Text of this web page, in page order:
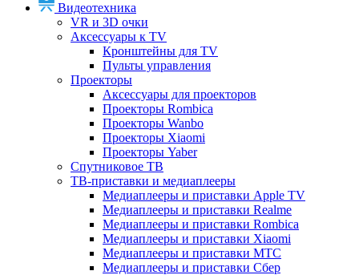
Видеотехника
VR и 3D очки
Аксессуары к TV
Кронштейны для TV
Пульты управления
Проекторы
Аксессуары для проекторов
Проекторы Rombica
Проекторы Wanbo
Проекторы Xiaomi
Проекторы Yaber
Спутниковое ТВ
ТВ-приставки и медиаплееры
Медиаплееры и приставки Apple TV
Медиаплееры и приставки Realme
Медиаплееры и приставки Rombica
Медиаплееры и приставки Xiaomi
Медиаплееры и приставки МТС
Медиаплееры и приставки Сбер